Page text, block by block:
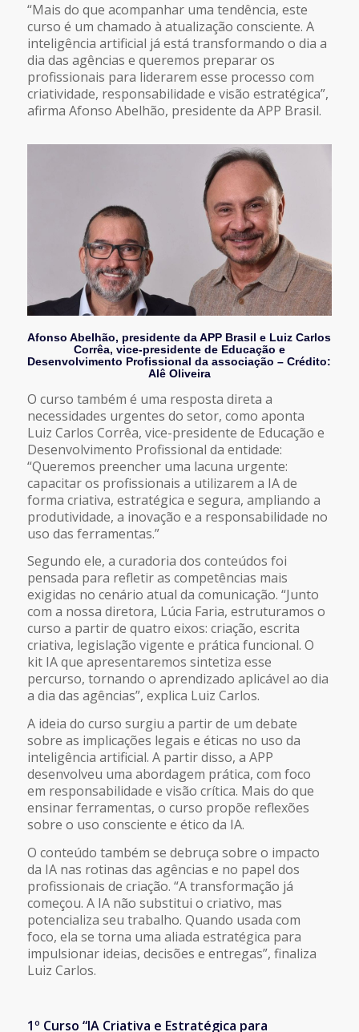
“Mais do que acompanhar uma tendência, este
curso é um chamado à atualização consciente. A
inteligência artificial já está transformando o dia a
dia das agências e queremos preparar os
profissionais para liderarem esse processo com
criatividade, responsabilidade e visão estratégica”,
afirma Afonso Abelhão, presidente da APP Brasil.
Afonso Abelhão, presidente da APP Brasil e Luiz Carlos
Corrêa, vice-presidente de Educação e
Desenvolvimento Profissional da associação – Crédito:
Alê Oliveira
O curso também é uma resposta direta a
necessidades urgentes do setor, como aponta
Luiz Carlos Corrêa, vice-presidente de Educação e
Desenvolvimento Profissional da entidade:
“Queremos preencher uma lacuna urgente:
capacitar os profissionais a utilizarem a IA de
forma criativa, estratégica e segura, ampliando a
produtividade, a inovação e a responsabilidade no
uso das ferramentas.”
Segundo ele, a curadoria dos conteúdos foi
pensada para refletir as competências mais
exigidas no cenário atual da comunicação. “Junto
com a nossa diretora, Lúcia Faria, estruturamos o
curso a partir de quatro eixos: criação, escrita
criativa, legislação vigente e prática funcional. O
kit IA que apresentaremos sintetiza esse
percurso, tornando o aprendizado aplicável ao dia
a dia das agências”, explica Luiz Carlos.
A ideia do curso surgiu a partir de um debate
sobre as implicações legais e éticas no uso da
inteligência artificial. A partir disso, a APP
desenvolveu uma abordagem prática, com foco
em responsabilidade e visão crítica. Mais do que
ensinar ferramentas, o curso propõe reflexões
sobre o uso consciente e ético da IA.
O conteúdo também se debruça sobre o impacto
da IA nas rotinas das agências e no papel dos
profissionais de criação. “A transformação já
começou. A IA não substitui o criativo, mas
potencializa seu trabalho. Quando usada com
foco, ela se torna uma aliada estratégica para
impulsionar ideias, decisões e entregas”, finaliza
Luiz Carlos.
1º Curso “IA Criativa e Estratégica para